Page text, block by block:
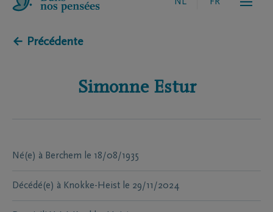
← Précédente
Simonne Estur
Né(e) à Berchem le 18/08/1935
Décédé(e) à Knokke-Heist le 29/11/2024